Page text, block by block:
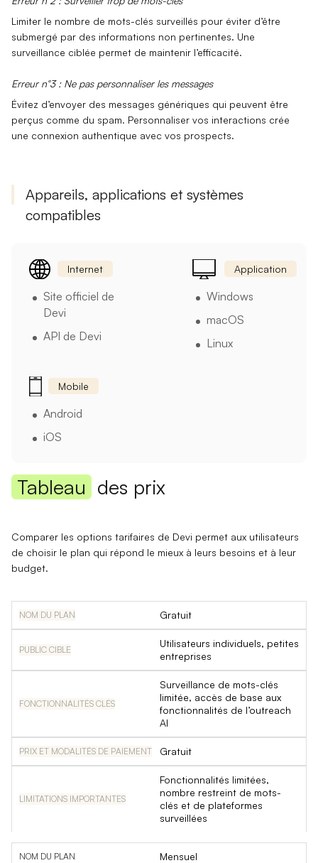
Limiter le nombre de mots-clés surveillés pour éviter d’être
submergé par des informations non pertinentes. Une
surveillance ciblée permet de maintenir l’efficacité.
Erreur n°3 : Ne pas personnaliser les messages
Évitez d’envoyer des messages génériques qui peuvent être
perçus comme du spam. Personnaliser vos interactions crée
une connexion authentique avec vos prospects.
Appareils, applications et systèmes
compatibles
Internet
Site officiel de
Devi
API de Devi
Application
Windows
macOS
Linux
Mobile
Android
iOS
Tableau des prix
Comparer les options tarifaires de Devi permet aux utilisateurs
de choisir le plan qui répond le mieux à leurs besoins et à leur
budget.
Gratuit
Utilisateurs individuels, petites
entreprises
Surveillance de mots-clés
limitée, accès de base aux
fonctionnalités de l’outreach
AI
Gratuit
Fonctionnalités limitées,
nombre restreint de mots-
clés et de plateformes
surveillées
Mensuel